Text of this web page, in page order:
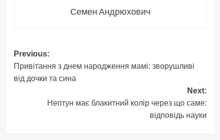
Семен Андрюхович
Post
navigation
Previous:
Привітання з днем народження мамі: зворушливі
від дочки та сина
Next:
Нептун має блакитний колір через що саме:
відповідь науки